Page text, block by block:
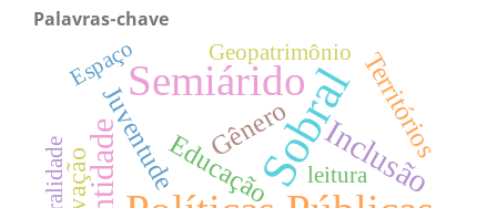
Palavras-chave
Sobral
Semiárido
Inclusão
Educação
Territórios
Gênero
Juventude
Geopatrimônio
ruralidade leitura
Espaço